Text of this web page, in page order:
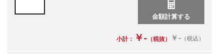
小計： ￥- （税抜） ￥- （税込）